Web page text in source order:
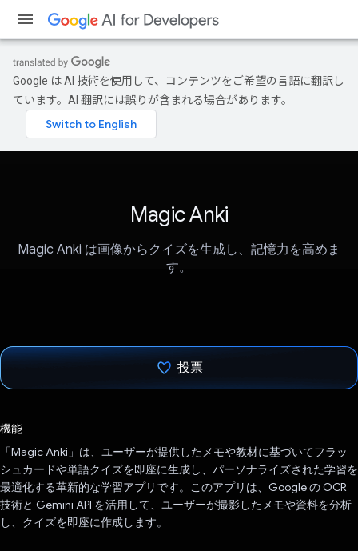
Google は AI 技術を使用して、コンテンツをご希望の言語に翻訳し
ています。AI 翻訳には誤りが含まれる場合があります。
Magic Anki
Magic Anki は画像からクイズを生成し、記憶力を高めま
す。
投票
機能
「Magic Anki」は、ユーザーが提供したメモや教材に基づいてフラッ
シュカードや単語クイズを即座に生成し、パーソナライズされた学習を
最適化する革新的な学習アプリです。このアプリは、Google の OCR
技術と Gemini API を活用して、ユーザーが撮影したメモや資料を分析
し、クイズを即座に作成します。